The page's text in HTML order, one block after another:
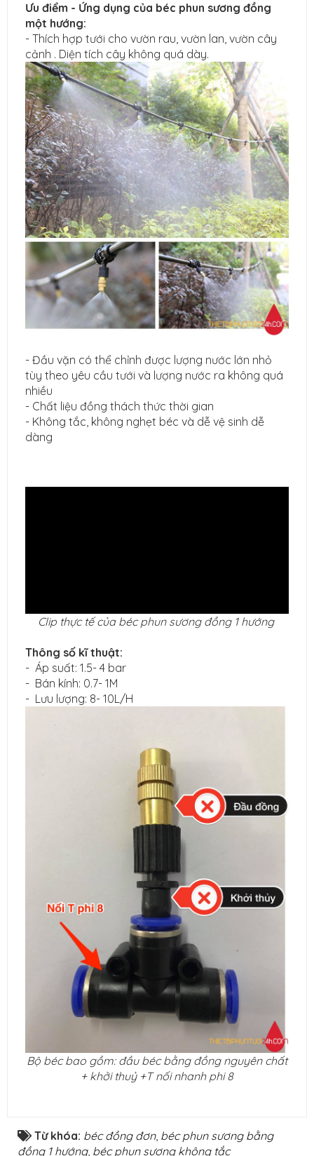
Ưu điểm - Ứng dụng của béc phun sương đồng
một hướng:
- Thích hợp tưới cho vườn rau, vườn lan, vườn cây
cảnh . Diện tích cây không quá dày.
- Đầu vặn có thể chỉnh được lượng nước lớn nhỏ
tùy theo yêu cầu tưới và lượng nước ra không quá
nhiều
- Chất liệu đồng thách thức thời gian
- Không tắc, không nghẹt béc và dễ vệ sinh dễ
dàng
Clip thực tế của béc phun sương đồng 1 hướng
Thông số kĩ thuật:
- Áp suất: 1.5- 4 bar
- Bán kính: 0.7- 1M
- Lưu lượng: 8- 10L/H
Bộ béc bao gồm: đầu béc bằng đồng nguyên chất
+ khởi thuỷ +T nối nhanh phi 8
Từ khóa: béc đồng đơn, béc phun sương bằng
đồng 1 hướng, béc phun sương không tắc